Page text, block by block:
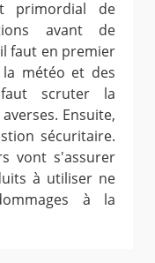
primordial de
avant de
faut en premier
météo et des
scruter la
Ensuite,
sécuritaire.
vont s'assurer
à utiliser ne
à la